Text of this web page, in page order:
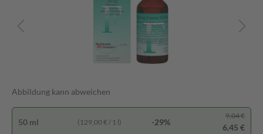
Abbildung kann abweichen
50 ml (129,00 € / 1 l) -29%
9,04 €
6,45 €